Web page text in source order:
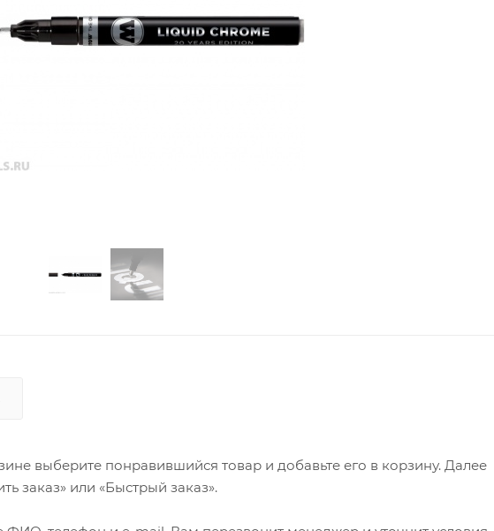
выберите понравившийся товар и добавьте его в корзину. Далее
заказ» или «Быстрый заказ».